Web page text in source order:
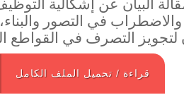
البيان عن إشكالية
في التصور والبناء،
لتجويز التصرف في
قراءة / تحميل الملف الكامل